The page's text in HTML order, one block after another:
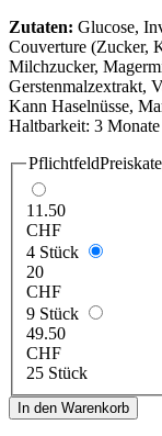
Zutaten: Glucose,
Couverture (Zucker,
Milchzucker,
Gerstenmalzextrakt,
Kann Haselnüsse,
Haltbarkeit: 3
Pflichtfeld
11.50
CHF
4 Stück
20
CHF
9 Stück
49.50
CHF
25 Stück